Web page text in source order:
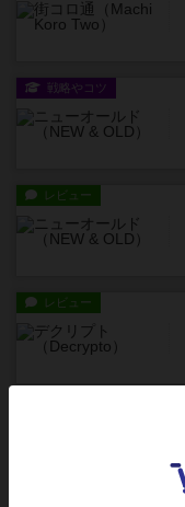
戦略やコツ
レビュー
レビュー